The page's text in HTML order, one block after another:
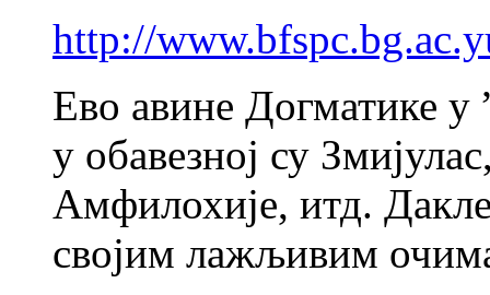
http://
Ево авине Догматике у
у обавезној су
Амфилохије, итд.
својим лажљивим